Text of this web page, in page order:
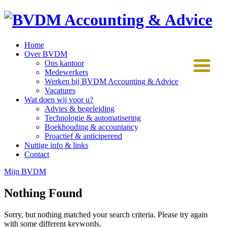
Home
Over BVDM
Ons kantoor
Medewerkers
Werken bij BVDM Accounting & Advice
Vacatures
Wat doen wij voor u?
Advies & begeleiding
Technologie & automatisering
Boekhouding & accountancy
Proactief & anticiperend
Nuttige info & links
Contact
Mijn BVDM
Nothing Found
Sorry, but nothing matched your search criteria. Please try again
with some different keywords.